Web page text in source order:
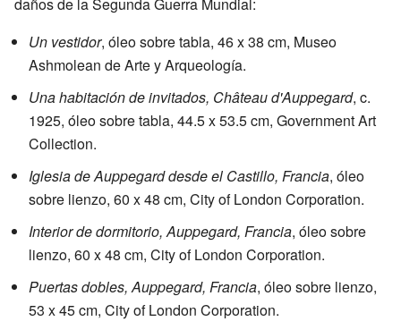
Un vestidor, óleo sobre tabla, 46 x 38 cm, Museo
Ashmolean de Arte y Arqueología.
Una habitación de invitados, Château d'Auppegard, c.
1925, óleo sobre tabla, 44.5 x 53.5 cm, Government Art
Collection.
Iglesia de Auppegard desde el Castillo, Francia, óleo
sobre lienzo, 60 x 48 cm, City of London Corporation.
Interior de dormitorio, Auppegard, Francia, óleo sobre
lienzo, 60 x 48 cm, City of London Corporation.
Puertas dobles, Auppegard, Francia, óleo sobre lienzo,
53 x 45 cm, City of London Corporation.